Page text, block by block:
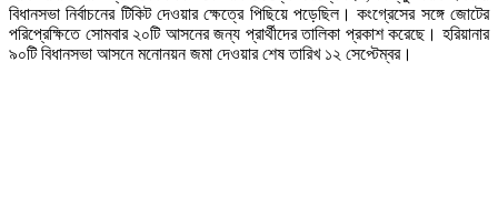
বিধানসভা নির্বাচনের টিকিট দেওয়ার ক্ষেত্রে পিছিয়ে পড়েছিল। কংগ্রেসের সঙ্গে জোটের
পরিপ্রেক্ষিতে সোমবার ২০টি আসনের জন্য প্রার্থীদের তালিকা প্রকাশ করেছে। হরিয়ানার
৯০টি বিধানসভা আসনে মনোনয়ন জমা দেওয়ার শেষ তারিখ ১২ সেপ্টেম্বর।